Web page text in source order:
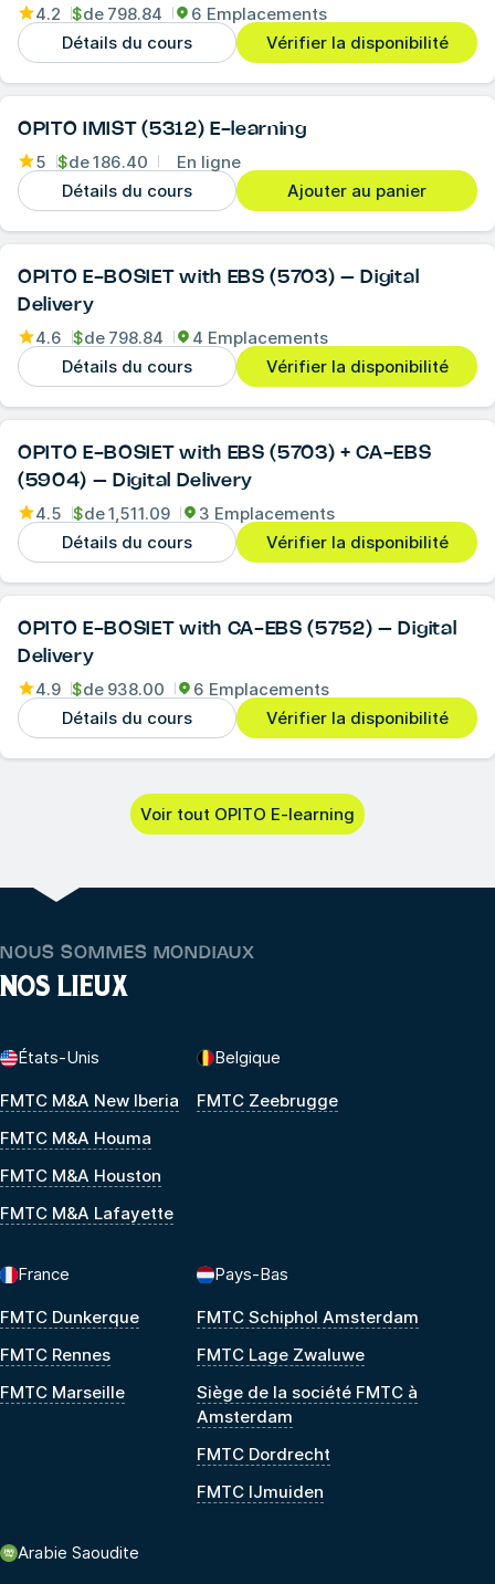
4.2 $de 798.84
6 Emplacements
Détails du cours
Vérifier la disponibilité
OPITO IMIST (5312) E-learning
5 $de186.40
En ligne
Détails du cours
Ajouter au panier
OPITO E-BOSIET with EBS (5703) – Digital
Delivery
4.6 $de 798.84
4 Emplacements
Détails du cours
Vérifier la disponibilité
OPITO E-BOSIET with EBS (5703) + CA-EBS
(5904) – Digital Delivery
4.5 $de1,511.09
3 Emplacements
Détails du cours
Vérifier la disponibilité
OPITO E-BOSIET with CA-EBS (5752) – Digital
Delivery
4.9 $de 938.00
6 Emplacements
Détails du cours
Vérifier la disponibilité
Voir tout OPITO E-learning
NOUS SOMMES MONDIAUX
NOS LIEUX
États-Unis
FMTC M&A New Iberia
FMTC M&A Houma
FMTC M&A Houston
FMTC M&A Lafayette
Belgique
FMTC Zeebrugge
France
FMTC Dunkerque
FMTC Rennes
FMTC Marseille
Pays-Bas
FMTC Schiphol Amsterdam
FMTC Lage Zwaluwe
Siège de la société FMTC à
Amsterdam
FMTC Dordrecht
FMTC IJmuiden
Arabie Saoudite